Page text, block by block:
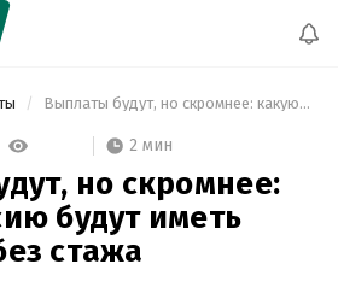
Выплаты будут, но скромнее: какую пенсию будут иметь украинцы без стажа
2 мин
но скромнее:
будут иметь
стажа